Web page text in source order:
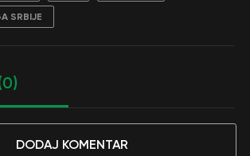
SRBIJE
DODAJ KOMENTAR